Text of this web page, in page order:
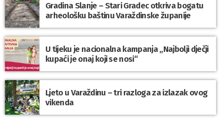
Gradina Slanje – Stari Gradec otkriva bogatu
arheološku baštinu Varaždinske županije
U tijeku je nacionalna kampanja „Najbolji dječji
kupaći je onaj koji se nosi“
Ljeto u Varaždinu – tri razloga za izlazak ovog
vikenda